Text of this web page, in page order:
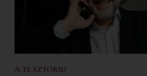
A TE SZTORID